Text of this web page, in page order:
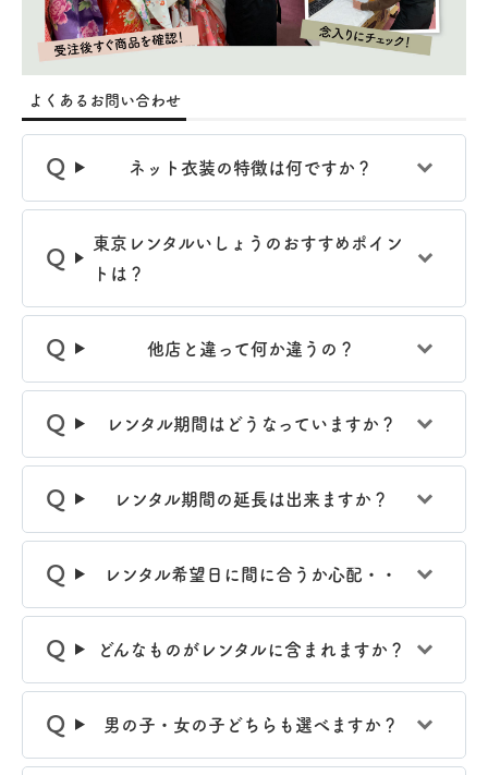
よくあるお問い合わせ
ネット衣装の特徴は何ですか？
東京レンタルいしょうのおすすめポイン
トは？
他店と違って何か違うの？
レンタル期間はどうなっていますか？
レンタル期間の延長は出来ますか？
レンタル希望日に間に合うか心配・・
どんなものがレンタルに含まれますか？
男の子・女の子どちらも選べますか？